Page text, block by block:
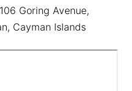
Goring Avenue,
Cayman Islands